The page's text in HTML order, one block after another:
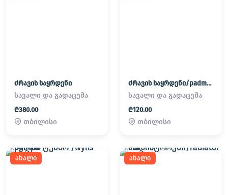
ძრავის საყრდენი
სავალი და გადაცემა
₾380.00
თბილისი
ძრავის საყრდენი/padmatornebi
სავალი და გადაცემა
₾120.00
თბილისი
ახალი ახალი